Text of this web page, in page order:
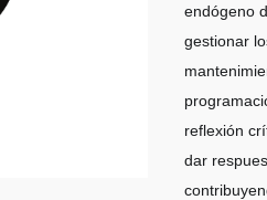
endógeno
gestionar
reflexión
dar